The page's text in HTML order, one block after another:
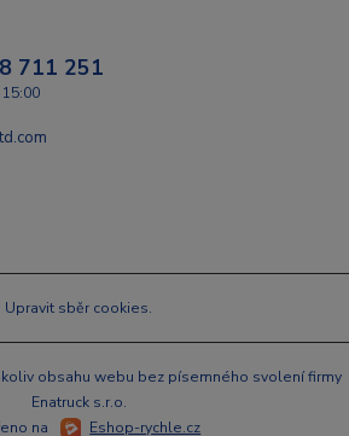
711 251
Upravit sběr cookies.
obsahu webu bez písemného svolení firmy
Enatruck s.r.o.
na
Eshop-rychle.cz